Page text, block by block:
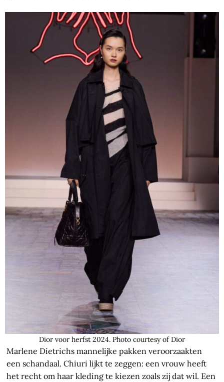
Dior voor herfst 2024. Photo courtesy of Dior
Marlene Dietrichs mannelijke pakken veroorzaakten
een schandaal. Chiuri lijkt te zeggen: een vrouw heeft
het recht om haar kleding te kiezen zoals zij dat wil. Een